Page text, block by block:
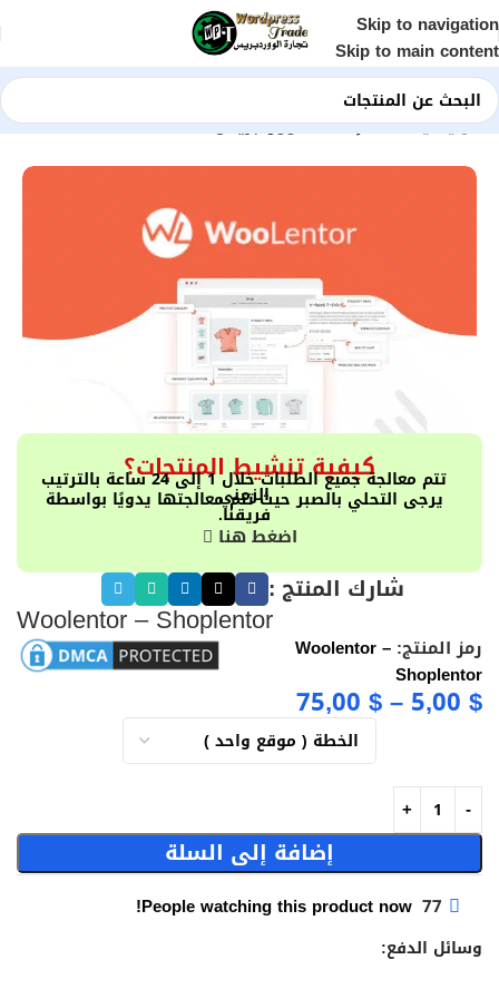
Skip to navigation
Skip to main content
الرئيسيةShopإضافات ووردبريس
كيفية تنشيط المنتجات؟تتم معالجة جميع الطلبات خلال 1 إلى 24 ساعة بالترتيب
الزمني
يرجى التحلي بالصبر حيث تتم معالجتها يدويًا بواسطة
فريقنا.
اضغط هنا
شارك المنتج :
Woolentor – Shoplentor
رمز المنتج: Woolentor –
Shoplentor
5,00$
–
75,00$
إضافة إلى السلة
77
People watching this product now!
وسائل الدفع: